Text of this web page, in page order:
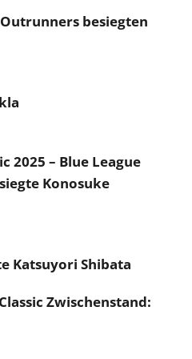
besiegten
2025 – Blue League
Konosuke
Katsuyori Shibata
Zwischenstand: